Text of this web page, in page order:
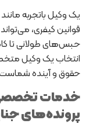
یک وکیل باتجربه
قوانین کیفری،
حبس‌های طولانی تا
انتخاب یک وکیل
حقوق و آینده
خدمات تخصصی
پرونده‌های